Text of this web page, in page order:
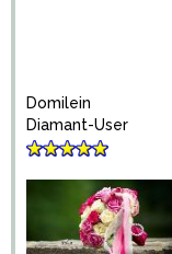
Domilein
Diamant-User